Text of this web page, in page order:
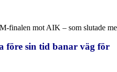
finalen mot AIK – som slutade
före sin tid banar väg för